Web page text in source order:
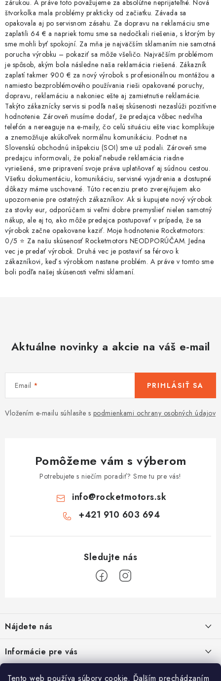
Tento web používa súbory cookie. Ďalším prechádzaním
zárukou. A práve toto považujeme za absolútne neprijateľné. Nová
štvorkolka mala problémy prakticky od začiatku. Závada sa
opakovala aj po servisnom zásahu. Za dopravu na reklamáciu sme
zaplatili 64 € a napriek tomu sme sa nedočkali riešenia, s ktorým by
sme mohli byť spokojní. Za mňa je najväčším sklamaním nie samotná
porucha výrobku – pokaziť sa môže všeličo. Najväčším problémom
je spôsob, akým bola následne naša reklamácia riešená. Zákazník
zaplatí takmer 900 € za nový výrobok s profesionálnou montážou a
namiesto bezproblémového používania rieši opakované poruchy,
dopravu, reklamáciu a nakoniec ešte aj zamietnutie reklamácie.
Takýto zákaznícky servis si podľa našej skúsenosti nezaslúži pozitívne
hodnotenie. Zároveň musíme dodať, že predajca vôbec nedvíha
telefón a nereaguje na e-maily, čo celú situáciu ešte viac komplikuje
a znemožňuje akúkoľvek normálnu komunikáciu. Podnet na
Slovenskú obchodnú inšpekciu (SOI) sme už podali. Zároveň sme
predajcu informovali, že pokiaľ nebude reklamácia riadne
vyriešená, sme pripravení svoje práva uplatňovať aj súdnou cestou.
Všetku dokumentáciu, komunikáciu, servisné vyjadrenia a dostupné
dôkazy máme uschované. Túto recenziu preto zverejňujem ako
upozornenie pre ostatných zákazníkov: Ak si kupujete nový výrobok
za stovky eur, odporúčam si veľmi dobre premyslieť nielen samotný
nákup, ale aj to, ako môže predajca postupovať v prípade, že sa
výrobok začne opakovane kaziť. Moje hodnotenie Rocketmotors:
0/5 ⭐ Za našu skúsenosť Rocketmotors NEODPORÚČAM. Jedna
vec je predať výrobok. Druhá vec je postaviť sa férovo k
zákazníkovi, keď s výrobkom nastane problém. A práve v tomto sme
boli podľa našej skúsenosti veľmi sklamaní.
Aktuálne novinky a akcie na váš e-mail
Email
Vložením e-mailu súhlasíte s podmienkami ochrany osobných údajov
PRIHLÁSIŤ SA
Pomôžeme vám s výberom
Potrebujete s niečím poradiť? Sme tu pre vás!
info@rocketmotors.sk
+421 910 603 694
p
ä
t
i
Nájdete nás
Informácie pre vás
TOP kategórie
Prihláste sa na odber noviniek nižšie vyplnením Vašej e-mailovej